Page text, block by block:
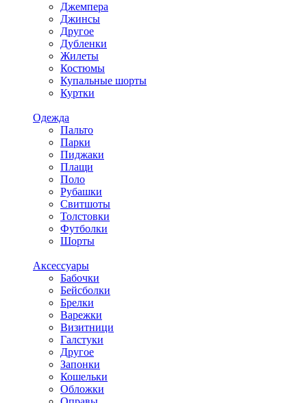
Джемпера
Джинсы
Другое
Дубленки
Жилеты
Костюмы
Купальные шорты
Куртки
Одежда
Пальто
Парки
Пиджаки
Плащи
Поло
Рубашки
Свитшоты
Толстовки
Футболки
Шорты
Аксессуары
Бабочки
Бейсболки
Брелки
Варежки
Визитници
Галстуки
Другое
Запонки
Кошельки
Обложки